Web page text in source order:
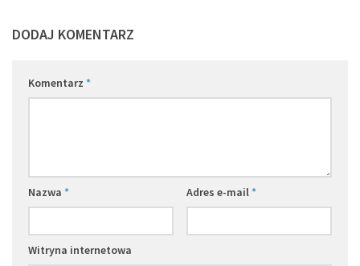
DODAJ KOMENTARZ
Komentarz *
Nazwa * Adres e-mail*
Witryna internetowa